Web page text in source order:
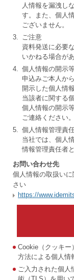
人情報を漏洩し
す。また、個人
ございません。
3. ご注意
資料発送に必要
いかねる場合が
4. 個人情報の開示
申込みご本人か
開示した個人情
当該者に関する
個人情報の開示
ご連絡ください。
5. 個人情報管理責
当社では、個人
情報管理責任者
お問い合わせ先
個人情報の取扱い
さい
https://
Cookie（クッキ
方法による個人情
ご入力された個人